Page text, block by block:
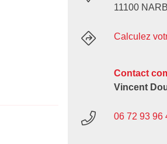
11100
Calculez
Contact
Vincent
06 72 93 96